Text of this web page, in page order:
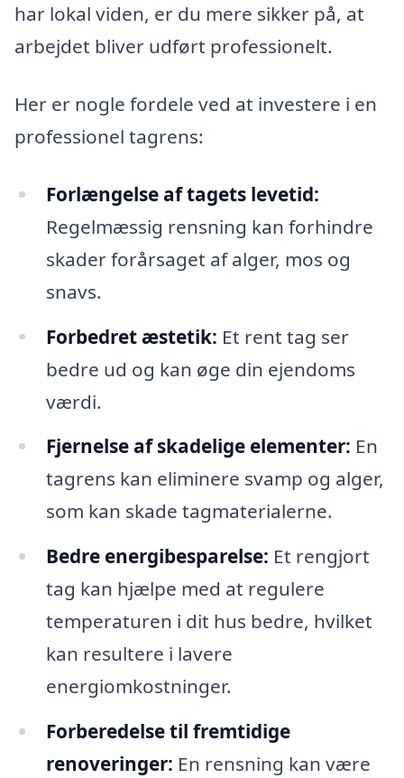
har lokal viden, er du mere sikker på, at
arbejdet bliver udført professionelt.
Her er nogle fordele ved at investere i en
professionel tagrens:
Forlængelse af tagets levetid:
Regelmæssig rensning kan forhindre
skader forårsaget af alger, mos og
snavs.
Forbedret æstetik: Et rent tag ser
bedre ud og kan øge din ejendoms
værdi.
Fjernelse af skadelige elementer: En
tagrens kan eliminere svamp og alger,
som kan skade tagmaterialerne.
Bedre energibesparelse: Et rengjort
tag kan hjælpe med at regulere
temperaturen i dit hus bedre, hvilket
kan resultere i lavere
energiomkostninger.
Forberedelse til fremtidige
renoveringer: En rensning kan være